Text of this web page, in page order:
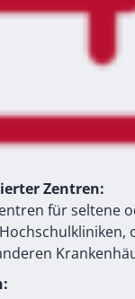
Zentren:
für seltene